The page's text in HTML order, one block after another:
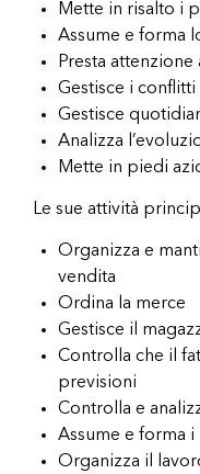
Mette in risalto i
Assume e forma
Presta
Gestisce i conflitti
Gestisce
Analizza
Mette in piedi
Le sue attività
Organizza e
vendita
Ordina la merce
Gestisce il
Controlla che il
previsioni
Controlla e
Assume e forma
Organizza il